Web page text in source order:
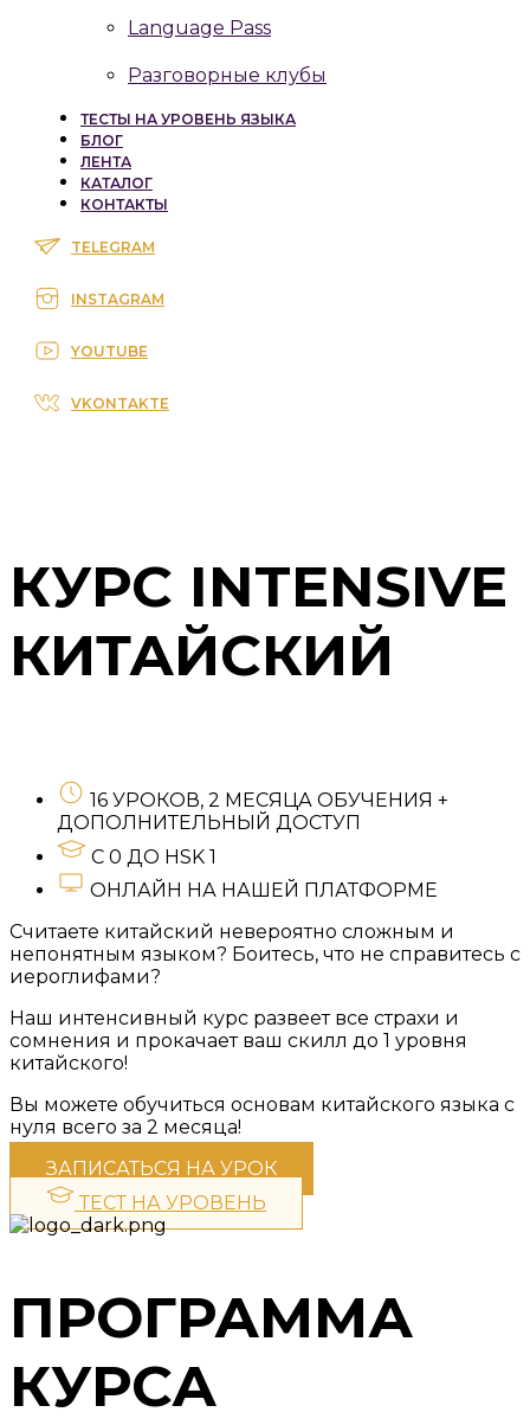
Language Pass
Разговорные клубы
ТЕСТЫ НА УРОВЕНЬ ЯЗЫКА
БЛОГ
ЛЕНТА
КАТАЛОГ
КОНТАКТЫ
TELEGRAM
INSTAGRAM
YOUTUBE
VKONTAKTE
КУРС INTENSIVE
КИТАЙСКИЙ
16 УРОКОВ, 2 МЕСЯЦА ОБУЧЕНИЯ +
ДОПОЛНИТЕЛЬНЫЙ ДОСТУП
С 0 ДО HSK 1
ОНЛАЙН НА НАШЕЙ ПЛАТФОРМЕ
Считаете китайский невероятно сложным и
непонятным языком? Боитесь, что не справитесь с
иероглифами?
Наш интенсивный курс развеет все страхи и
сомнения и прокачает ваш скилл до 1 уровня
китайского!
Вы можете обучиться основам китайского языка с
нуля всего за 2 месяца!
ЗАПИСАТЬСЯ НА УРОК
ТЕСТ НА УРОВЕНЬ
ПРОГРАММА
КУРСА